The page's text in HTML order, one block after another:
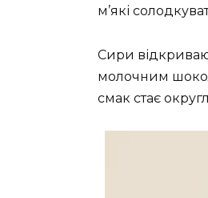
м’які
Сири
молочним
смак стає